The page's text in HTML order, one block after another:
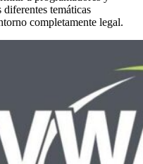
temáticas
completamente legal.